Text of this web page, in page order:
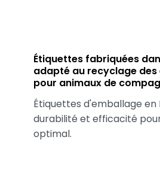
Étiquettes fabriquées
adapté au recyclage
pour animaux de
Étiquettes d'emballage en
durabilité et efficacité
optimal.